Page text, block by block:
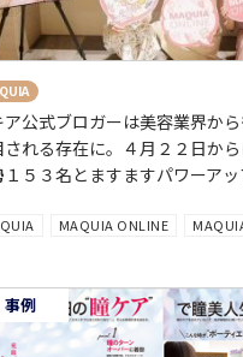
ア公式ブロガーは美容業界から
される存在に。４月２２日か
１５３名とますますパワーア
MAQUIA ONLINE
事例